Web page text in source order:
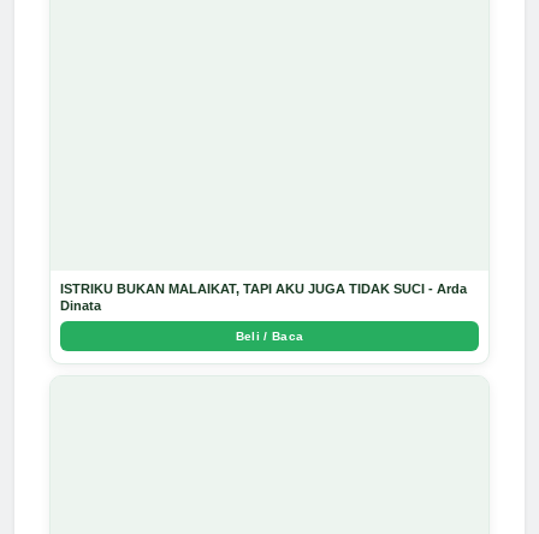
ISTRIKU BUKAN MALAIKAT, TAPI AKU JUGA TIDAK SUCI - Arda
Dinata
Beli / Baca